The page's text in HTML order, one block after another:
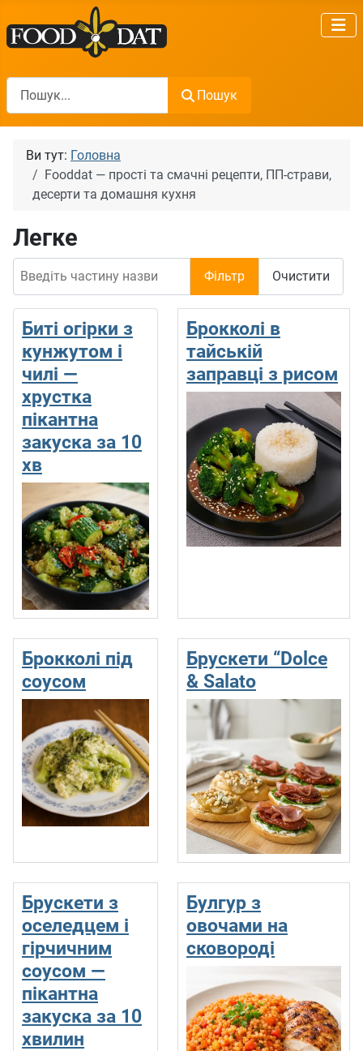
Пошук
Пошук
Ви тут: Головна
Fooddat — прості та смачні рецепти, ПП-страви,
десерти та домашня кухня
Легке
Фільтр Очистити
Биті огірки з
кунжутом і
чилі —
хрустка
пікантна
закуска за 10
хв
Брокколі в
тайській
заправці з рисом
Брокколі під
соусом
Брускети “Dolce
& Salato
Брускети з
оселедцем і
гірчичним
соусом —
пікантна
закуска за 10
хвилин
Булгур з
овочами на
сковороді